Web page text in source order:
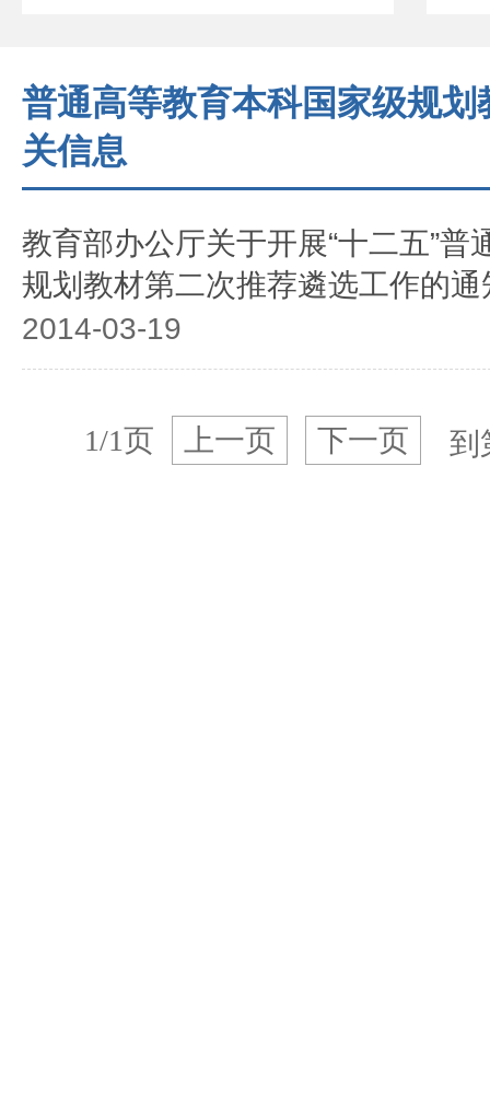
普通高等教育本科国家级规
关信息
教育部办公厅关于开展“十二五”普
规划教材第二次推荐遴选工作的通
2014-03-19
1/1页 上一页 下一页 到